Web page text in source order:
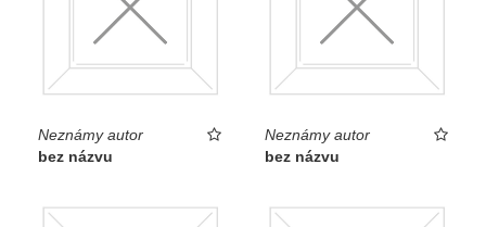
Neznámy autor
bez názvu
Neznámy autor
bez názvu